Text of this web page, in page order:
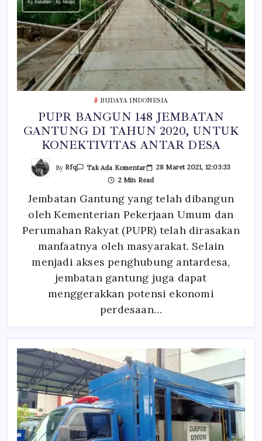
BUDAYA INDONESIA
PUPR BANGUN 148 JEMBATAN
GANTUNG DI TAHUN 2020, UNTUK
KONEKTIVITAS ANTAR DESA
By Rfq Tak Ada KomentarPada
BANGUN
JEMBATAN
GANTUNG
DI
TAHUN
2020,
UNTUK
KONEKTIVITAS
ANTAR
DESA
28 Maret 2021, 12:03:33
2 Min Read
Jembatan Gantung yang telah dibangun
oleh Kementerian Pekerjaan Umum dan
Perumahan Rakyat (PUPR) telah dirasakan
manfaatnya oleh masyarakat. Selain
menjadi akses penghubung antardesa,
jembatan gantung juga dapat
menggerakkan potensi ekonomi
perdesaan…